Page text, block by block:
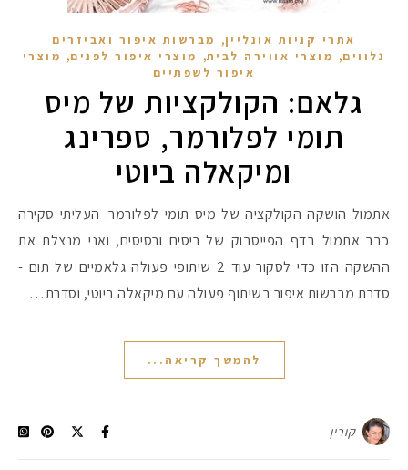
אתרי קניות אונליין, מברשות איפור ואביזרים
נלווים, מוצרי אווירה לבית, מוצרי איפור לפנים, מוצרי
איפור לשפתיים
גלאם: הקולקציות של מיס
תומי לפלורמר, ספרינג
ומיקאלה ביוטי
אתמול הושקה הקולקציה של מיס תומי לפלורמר. העליתי סקירה
כבר אתמול בדף הפייסבוק של ריסים ורסיסים, ואני מנצלת את
ההשקה הזו כדי לסקור עוד 2 שיתופי פעולה גלאמיים של תום -
סדרת מברשות איפור בשיתוף פעולה עם מיקאלה ביוטי, וסדרת…
להמשך קריאה...
קורין